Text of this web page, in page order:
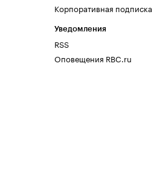
Корпоративная подписка
Уведомления
RSS
Оповещения RBC.ru